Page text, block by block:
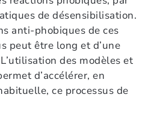
de désensibilisation.
anti-phobiques de ces
peut être long et d’une
des modèles et
d’accélérer, en
ce processus de